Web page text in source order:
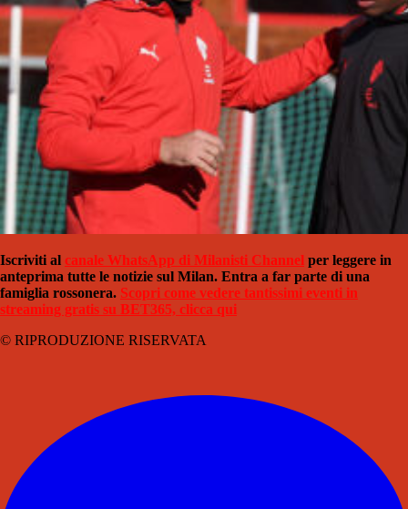
Iscriviti al canale WhatsApp di Milanisti Channel per leggere in
anteprima tutte le notizie sul Milan. Entra a far parte di una
famiglia rossonera. Scopri come vedere tantissimi eventi in
streaming gratis su BET365, clicca qui
© RIPRODUZIONE RISERVATA